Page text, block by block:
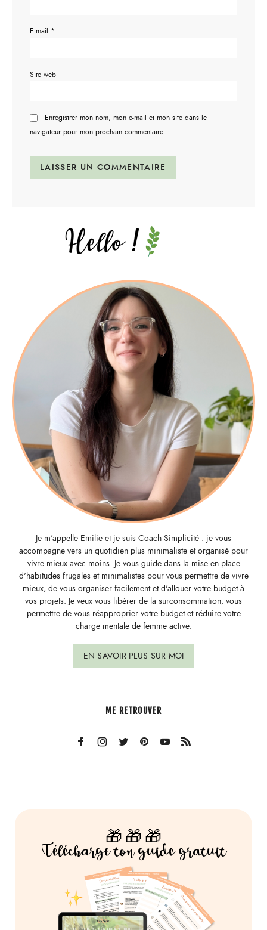
E-mail *
Site web
Enregistrer mon nom, mon e-mail et mon site dans le
navigateur pour mon prochain commentaire.
Je m'appelle Emilie et je suis Coach Simplicité : je vous
accompagne vers un quotidien plus minimaliste et organisé pour
vivre mieux avec moins. Je vous guide dans la mise en place
d'habitudes frugales et minimalistes pour vous permettre de vivre
mieux, de vous organiser facilement et d'allouer votre budget à
vos projets. Je veux vous libérer de la surconsommation, vous
permettre de vous réapproprier votre budget et réduire votre
charge mentale de femme active.
EN SAVOIR PLUS SUR MOI
ME RETROUVER